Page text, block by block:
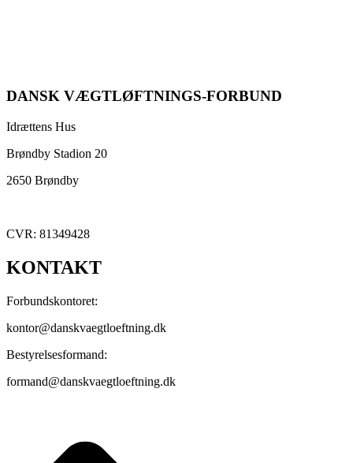
DANSK VÆGTLØFTNINGS-FORBUND
Idrættens Hus
Brøndby Stadion 20
2650 Brøndby
CVR: 81349428
KONTAKT
Forbundskontoret:
kontor@danskvaegtloeftning.dk
Bestyrelsesformand:
formand@danskvaegtloeftning.dk